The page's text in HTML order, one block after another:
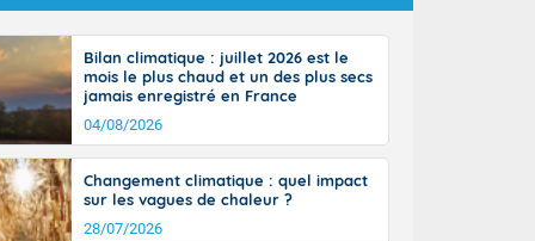
km/h. Les
degrés
avec 34 à
et 39 à 40
Bilan climatique : juillet 2026 est le
mois le plus chaud et un des plus secs
jamais enregistré en France
04/08/2026
Changement climatique : quel impact
sur les vagues de chaleur ?
28/07/2026